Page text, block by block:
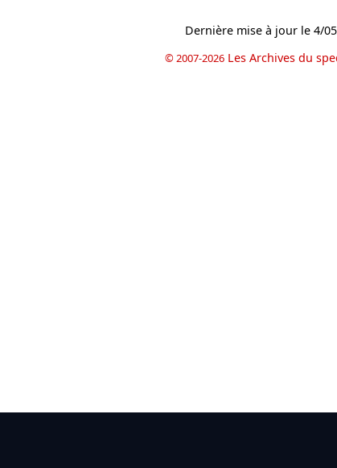
Dernière mise à jour le4/
© 2007-2026 Les Archives du